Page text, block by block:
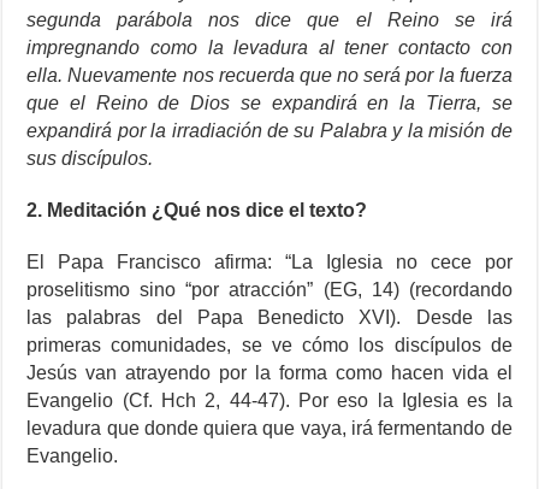
segunda parábola nos dice que el Reino se irá
impregnando como la levadura al tener contacto con
ella. Nuevamente nos recuerda que no será por la fuerza
que el Reino de Dios se expandirá en la Tierra, se
expandirá por la irradiación de su Palabra y la misión de
sus discípulos.
2. Meditación ¿Qué nos dice el texto?
El Papa Francisco afirma: “La Iglesia no cece por
proselitismo sino “por atracción” (EG, 14) (recordando
las palabras del Papa Benedicto XVI). Desde las
primeras comunidades, se ve cómo los discípulos de
Jesús van atrayendo por la forma como hacen vida el
Evangelio (Cf. Hch 2, 44-47). Por eso la Iglesia es la
levadura que donde quiera que vaya, irá fermentando de
Evangelio.